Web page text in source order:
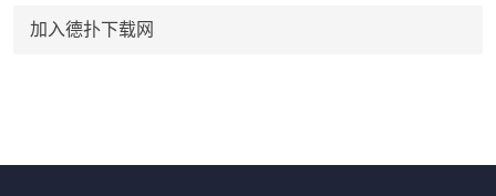
加入德扑下载网